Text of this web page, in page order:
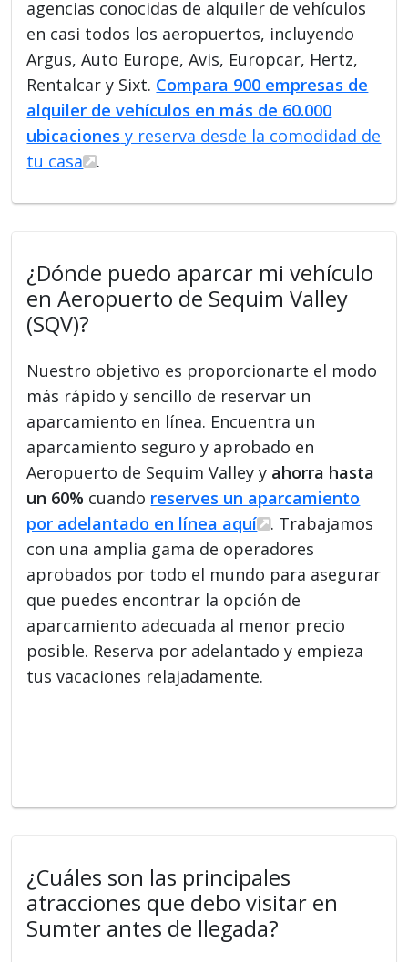
agencias conocidas de alquiler de vehículos
en casi todos los aeropuertos, incluyendo
Argus, Auto Europe, Avis, Europcar, Hertz,
Rentalcar y Sixt. Compara 900 empresas de
alquiler de vehículos en más de 60.000
ubicaciones y reserva desde la comodidad de
tu casa
.
¿Dónde puedo aparcar mi vehículo
en Aeropuerto de Sequim Valley
(SQV)?
Nuestro objetivo es proporcionarte el modo
más rápido y sencillo de reservar un
aparcamiento en línea. Encuentra un
aparcamiento seguro y aprobado en
Aeropuerto de Sequim Valley y ahorra hasta
un 60% cuando reserves un aparcamiento
por adelantado en línea aquí
. Trabajamos
con una amplia gama de operadores
aprobados por todo el mundo para asegurar
que puedes encontrar la opción de
aparcamiento adecuada al menor precio
posible. Reserva por adelantado y empieza
tus vacaciones relajadamente.
¿Cuáles son las principales
atracciones que debo visitar en
Sumter antes de llegada?